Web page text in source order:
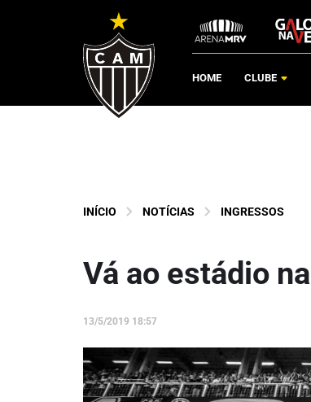
HOME CLUBE
INÍCIO NOTÍCIAS INGRESSOS
Vá ao estádio
13/5/2019 18:57